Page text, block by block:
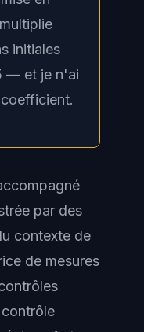
initiales
— et je n'ai
par des
contexte de
de mesures